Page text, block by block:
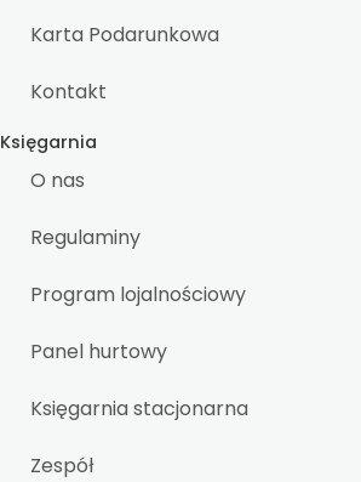
Karta Podarunkowa
Kontakt
Księgarnia
O nas
Regulaminy
Program lojalnościowy
Panel hurtowy
Księgarnia stacjonarna
Zespół